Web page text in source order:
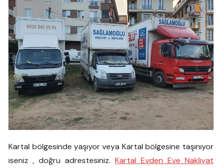
Kartal bölgesinde yaşıyor veya Kartal bölgesine taşınıyor
iseniz , doğru adrestesiniz. Kartal Evden Eve Nakliyat